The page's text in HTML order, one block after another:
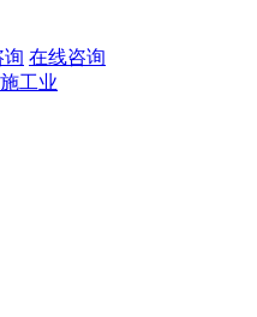
询 在线咨询
工业